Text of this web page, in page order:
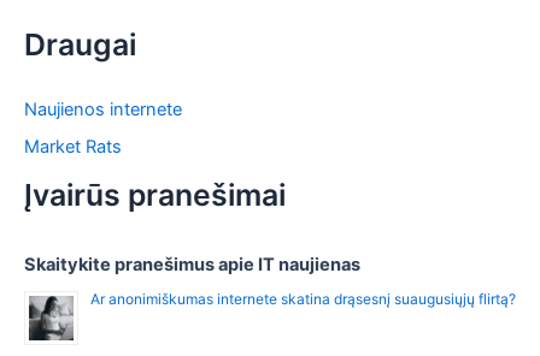
Draugai
Naujienos internete
Market Rats
Įvairūs pranešimai
Skaitykite pranešimus apie IT naujienas
Ar anonimiškumas internete skatina drąsesnį suaugusiųjų flirtą?